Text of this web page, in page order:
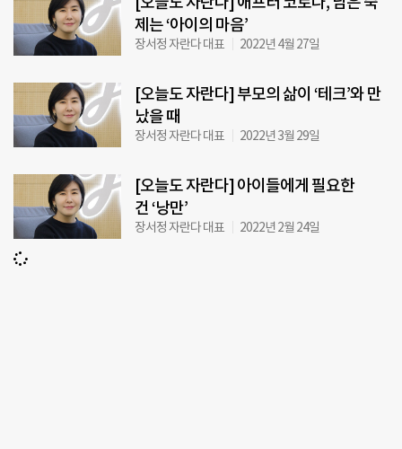
제는 ‘아이의 마음’
장서정 자란다 대표 2022년 4월 27일
[오늘도 자란다] 부모의 삶이 ‘테크’와 만
났을 때
장서정 자란다 대표 2022년 3월 29일
[오늘도 자란다] 아이들에게 필요한
건 ‘낭만’
장서정 자란다 대표 2022년 2월 24일